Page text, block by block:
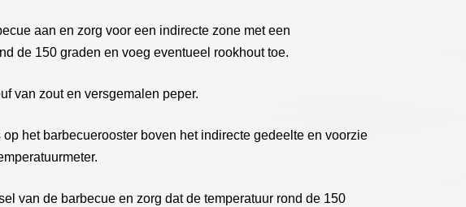
aan en zorg voor een indirecte zone met een
de 150 graden en voeg eventueel rookhout toe.
van zout en versgemalen peper.
op het barbecuerooster boven het indirecte gedeelte en voorzie
van de barbecue en zorg dat de temperatuur rond de 150